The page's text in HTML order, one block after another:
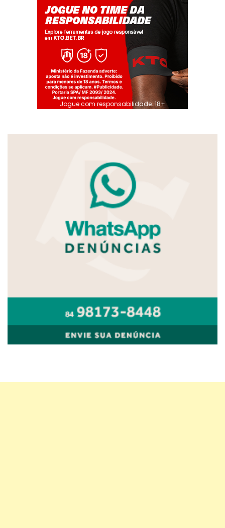
Jogue com responsabilidade. 18+